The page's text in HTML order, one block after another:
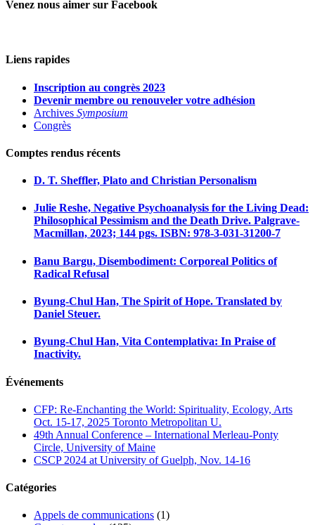
Venez nous aimer sur Facebook
Liens rapides
Inscription au congrès 2023
Devenir membre ou renouveler votre adhésion
Archives Symposium
Congrès
Comptes rendus récents
D. T. Sheffler, Plato and Christian Personalism
Julie Reshe, Negative Psychoanalysis for the Living Dead:
Philosophical Pessimism and the Death Drive. Palgrave-
Macmillan, 2023; 144 pgs. ISBN: 978-3-031-31200-7
Banu Bargu, Disembodiment: Corporeal Politics of
Radical Refusal
Byung-Chul Han, The Spirit of Hope. Translated by
Daniel Steuer.
Byung-Chul Han, Vita Contemplativa: In Praise of
Inactivity.
Événements
CFP: Re-Enchanting the World: Spirituality, Ecology, Arts
Oct. 15-17, 2025 Toronto Metropolitan U.
49th Annual Conference – International Merleau-Ponty
Circle, University of Maine
CSCP 2024 at University of Guelph, Nov. 14-16
Catégories
Appels de communications (1)